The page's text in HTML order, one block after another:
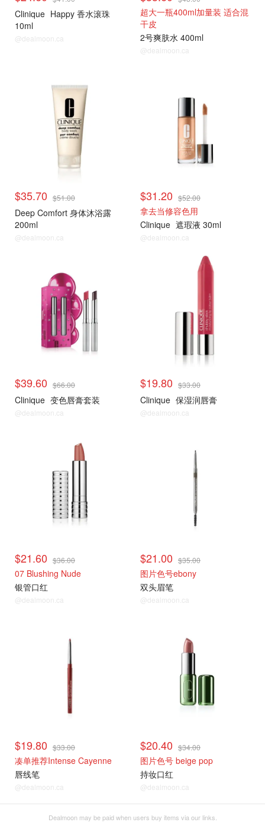
Clinique Happy 香水滚珠
10ml
@dealmoon.ca
超大一瓶400ml加量装 适合混
干皮
2号爽肤水 400ml
@dealmoon.ca
$35.70 $51.00
Deep Comfort 身体沐浴露
200ml
@dealmoon.ca
$31.20 $52.00
拿去当修容色用
Clinique 遮瑕液 30ml
@dealmoon.ca
$39.60 $66.00
Clinique 变色唇膏套装
@dealmoon.ca
$19.80 $33.00
Clinique 保湿润唇膏
@dealmoon.ca
$21.60 $36.00
07 Blushing Nude
银管口红
@dealmoon.ca
$21.00 $35.00
图片色号ebony
双头眉笔
@dealmoon.ca
$19.80 $33.00
凑单推荐Intense Cayenne
唇线笔
@dealmoon.ca
$20.40 $34.00
图片色号 beige pop
持妆口红
@dealmoon.ca
Dealmoon may be paid when users buy items via our links.